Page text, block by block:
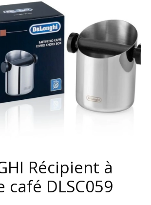
Récipient à
café DLSC059